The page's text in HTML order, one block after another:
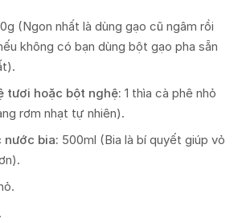
(Ngon nhất là dùng gạo cũ ngâm rồi
không có bạn dùng bột gạo pha sẵn
tươi hoặc bột nghệ: 1 thìa cà phê nhỏ
rơm nhạt tự nhiên).
nước bia: 500ml (Bia là bí quyết giúp vỏ